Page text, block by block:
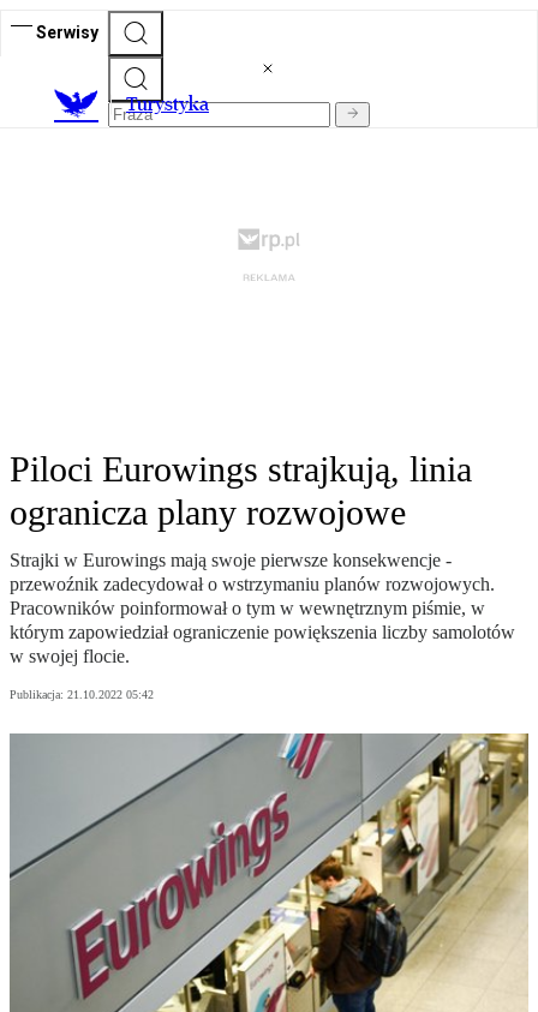
Serwisy
Turystyka
Piloci Eurowings strajkują, linia
ogranicza plany rozwojowe
Strajki w Eurowings mają swoje pierwsze konsekwencje -
przewoźnik zadecydował o wstrzymaniu planów rozwojowych.
Pracowników poinformował o tym w wewnętrznym piśmie, w
którym zapowiedział ograniczenie powiększenia liczby samolotów
w swojej flocie.
Publikacja: 21.10.2022 05:42